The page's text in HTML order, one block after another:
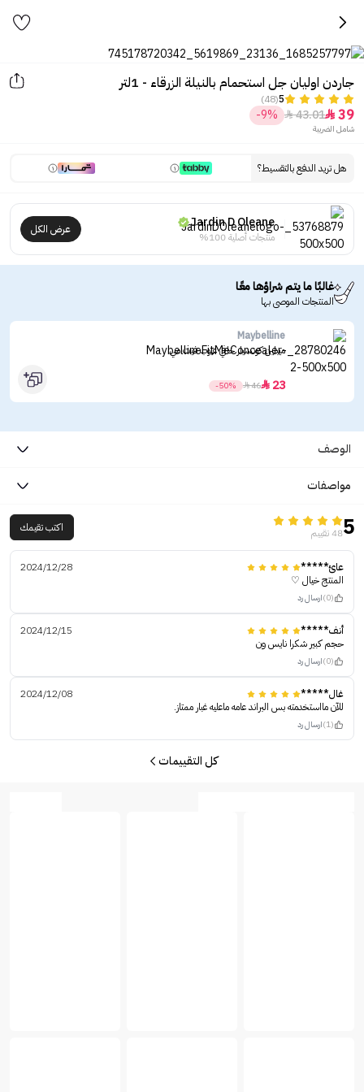
جاردن اوليان جل استحمام بالنيلة الزرقاء - 1لتر
5
(48)
39

43.01

-9%
شامل الضريبة
هل تريد الدفع بالتقسيط؟
Jardin D Oleane
منتجات أصلية 100%
عرض الكل
غالبًا ما يتم شراؤها معًا
المنتجات الموصى بها
Maybelline
ميبلين كونسيلر خافي عيوب فيت مي
23

46

-50%
الوصف
مواصفات
548 تقييم اكتب تقيمك
عائ*****
2024/12/28
المنتج خيال ♡
(0) ارسال رد
أنف*****
2024/12/15
حجم كبير شكرا نايس ون
(0) ارسال رد
غال*****
2024/12/08
للآن مااستخدمته بس البراند عامه ماعليه غبار ممتاز.
(1) ارسال رد
كل التقييمات